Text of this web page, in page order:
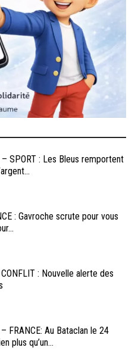
– SPORT : Les Bleus remportent
: Gavroche scrute pour vous
: Nouvelle alerte des
FRANCE: Au Bataclan le 24
plus qu’un...